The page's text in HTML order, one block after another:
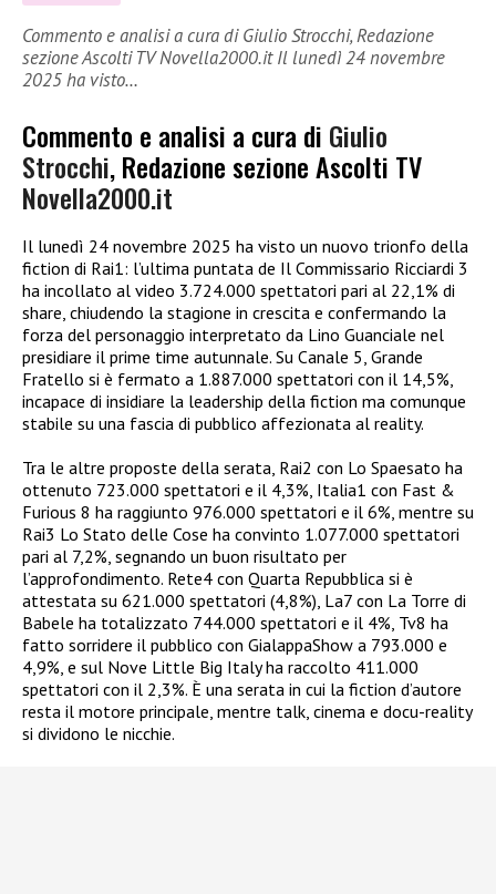
Commento e analisi a cura di Giulio Strocchi, Redazione
sezione Ascolti TV Novella2000.it Il lunedì 24 novembre
2025 ha visto…
Commento e analisi a cura di Giulio
Strocchi, Redazione sezione Ascolti TV
Novella2000.it
Il lunedì 24 novembre 2025 ha visto un nuovo trionfo della
fiction di Rai1: l’ultima puntata de Il Commissario Ricciardi 3
ha incollato al video 3.724.000 spettatori pari al 22,1% di
share, chiudendo la stagione in crescita e confermando la
forza del personaggio interpretato da Lino Guanciale nel
presidiare il prime time autunnale. Su Canale 5, Grande
Fratello si è fermato a 1.887.000 spettatori con il 14,5%,
incapace di insidiare la leadership della fiction ma comunque
stabile su una fascia di pubblico affezionata al reality.​
Tra le altre proposte della serata, Rai2 con Lo Spaesato ha
ottenuto 723.000 spettatori e il 4,3%, Italia1 con Fast &
Furious 8 ha raggiunto 976.000 spettatori e il 6%, mentre su
Rai3 Lo Stato delle Cose ha convinto 1.077.000 spettatori
pari al 7,2%, segnando un buon risultato per
l’approfondimento. Rete4 con Quarta Repubblica si è
attestata su 621.000 spettatori (4,8%), La7 con La Torre di
Babele ha totalizzato 744.000 spettatori e il 4%, Tv8 ha
fatto sorridere il pubblico con GialappaShow a 793.000 e
4,9%, e sul Nove Little Big Italy ha raccolto 411.000
spettatori con il 2,3%. È una serata in cui la fiction d’autore
resta il motore principale, mentre talk, cinema e docu-reality
si dividono le nicchie.​